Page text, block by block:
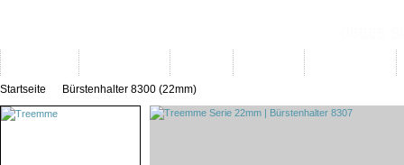
Startseite Bürstenhalter 8300 (22mm)